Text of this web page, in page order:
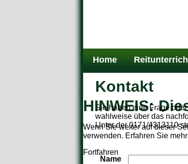
Home
HINWEIS:
Wenn Sie weiter auf dieser
verwenden. Erfahren Sie
Fortfahren
Kontakt
Sie haben eine Frage
wahlweise über das
Unter der 0171/4313110
Name